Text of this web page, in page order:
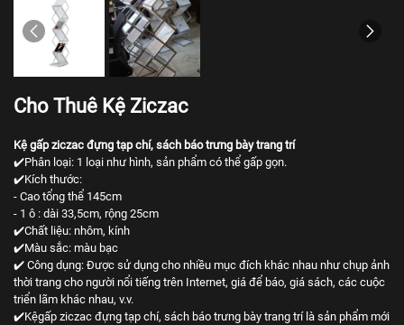
Cho Thuê Kệ Ziczac
Kệ gấp ziczac đựng tạp chí, sách báo trưng bày trang trí
✔️Phân loại: 1 loại như hình, sản phẩm có thể gấp gọn.
✔️Kích thước:
- Cao tổng thể 145cm
- 1 ô : dài 33,5cm, rộng 25cm
✔️Chất liệu: nhôm, kính
✔️Màu sắc: màu bạc
✔️ Công dụng: Được sử dụng cho nhiều mục đích khác nhau như chụp ảnh
thời trang cho người nổi tiếng trên Internet, giá để báo, giá sách, các cuộc
triển lãm khác nhau, v.v.
✔️Kệgấp ziczac đựng tạp chí, sách báo trưng bày trang trí là sản phẩm mới